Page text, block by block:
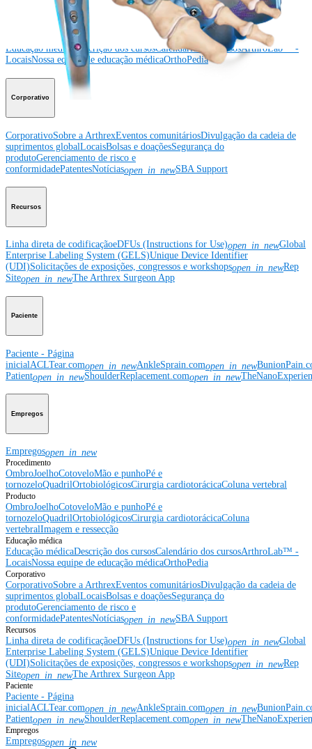
Educação médica
Educação médica Descrição dos cursosCalendário dos cursosArthroLab™ -
LocaisNossa equipe de educação médicaOrthoPedia
Corporativo
CorporativoSobre a ArthrexEventos comunitáriosDivulgação da cadeia de
suprimentos globalLocaisBolsas e doaçõesSegurança do
produtoGerenciamento de risco e
conformidadePatentesNotíciasopen_in_newSBA Support
Recursos
Linha direta de codificaçãoeDFUs (Instructions for Use)open_in_newGlobal
Enterprise Labeling System (GELS)Unique Device Identifier
(UDI)Solicitações de exposições, congressos e workshopsopen_in_newRep
Siteopen_in_newThe Arthrex Surgeon App
Paciente
Paciente - Página
inicialACLTear.comopen_in_newAnkleSprain.comopen_in_new
Patientopen_in_newShoulderReplacement.comopen_in_new
Empregos
Empregosopen_in_new
Procedimento
OmbroJoelhoCotoveloMão e punhoPé e
tornozeloQuadrilOrtobiológicosCirurgia cardiotorácicaColuna vertebral
Producto
OmbroJoelhoCotoveloMão e punhoPé e
tornozeloQuadrilOrtobiológicosCirurgia cardiotorácicaColuna
vertebralImagem e ressecção
Educação médica
Educação médicaDescrição dos cursosCalendário dos cursosArthroLab™ -
LocaisNossa equipe de educação médicaOrthoPedia
Corporativo
CorporativoSobre a ArthrexEventos comunitáriosDivulgação da cadeia de
suprimentos globalLocaisBolsas e doaçõesSegurança do
produtoGerenciamento de risco e
conformidadePatentesNotíciasopen_in_newSBA Support
Recursos
Linha direta de codificaçãoeDFUs (Instructions for Use)open_in_newGlobal
Enterprise Labeling System (GELS)Unique Device Identifier
(UDI)Solicitações de exposições, congressos e workshopsopen_in_newRep
Siteopen_in_newThe Arthrex Surgeon App
Paciente
Paciente - Página
inicialACLTear.comopen_in_newAnkleSprain.comopen_in_new
Patientopen_in_newShoulderReplacement.comopen_in_new
Empregos
Empregosopen_in_new